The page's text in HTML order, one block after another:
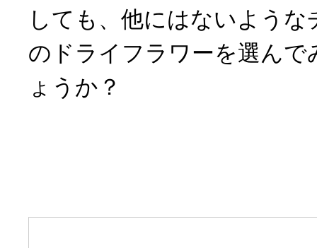
しても、他にはないよう
のドライフラワーを選ん
ょうか？